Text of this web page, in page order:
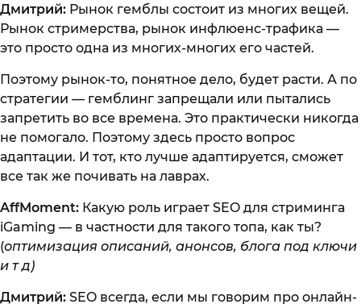
Дмитрий: Рынок гемблы состоит из многих вещей.
Рынок стримерства, рынок инфлюенс-трафика —
это просто одна из многих-многих его частей.
Поэтому рынок-то, понятное дело, будет расти. А по
стратегии — гемблинг запрещали или пытались
запретить во все времена. Это практически никогда
не помогало. Поэтому здесь просто вопрос
адаптации. И тот, кто лучше адаптируется, сможет
все так же почивать на лаврах.
AffMoment: Какую роль играет SEO для стриминга
iGaming — в частности для такого топа, как ты?
(оптимизация описаний, анонсов, блога под ключи
и т д)
Дмитрий: SEO всегда, если мы говорим про онлайн-